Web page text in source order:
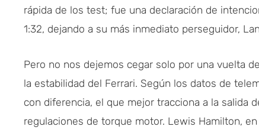
rápida de los test; fue una declaración de
1:32, dejando a su más inmediato perseguidor,
Pero no nos dejemos cegar solo por una vuelta
la estabilidad del Ferrari. Según los datos de
con diferencia, el que mejor tracciona a la salida
regulaciones de torque motor. Lewis Hamilton,